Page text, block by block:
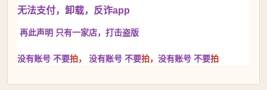
无法支付，卸载，反诈app
再此声明 只有一家店， 打击盗版
没有账号 不要拍， 没有账号 不要拍， 没有账号 不要拍